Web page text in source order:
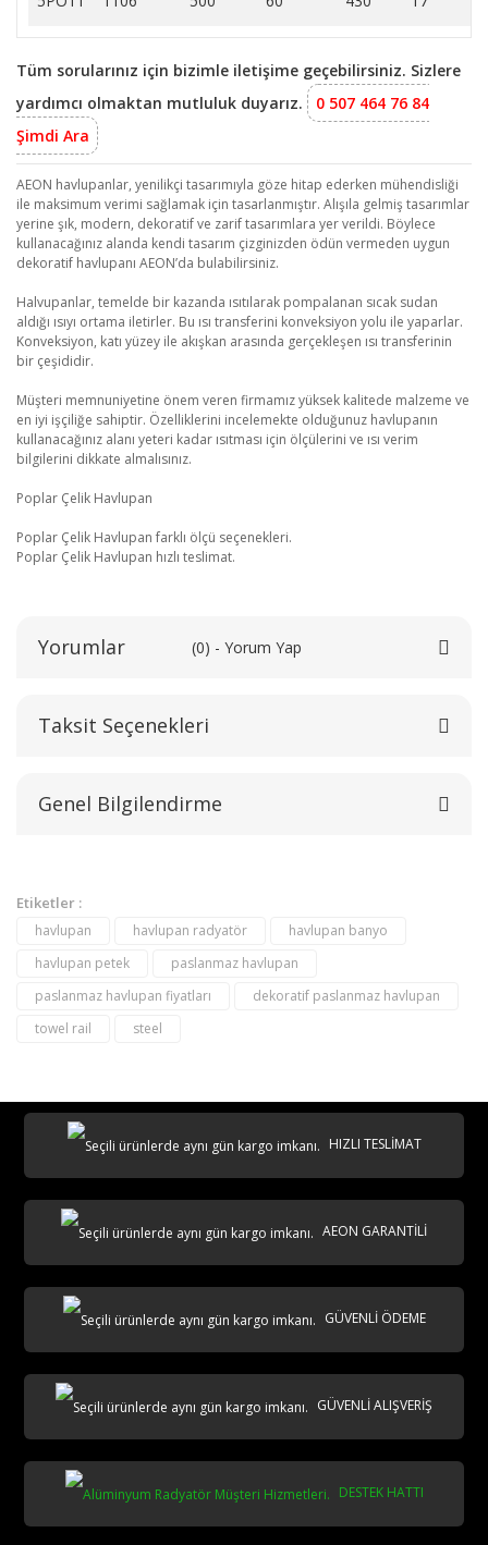
Tüm sorularınız için bizimle iletişime geçebilirsiniz. Sizlere
yardımcı olmaktan mutluluk duyarız.
0 507 464 76 84
Şimdi Ara
AEON havlupanlar, yenilikçi tasarımıyla göze hitap ederken mühendisliği
ile maksimum verimi sağlamak için tasarlanmıştır. Alışıla gelmiş tasarımlar
yerine şık, modern, dekoratif ve zarif tasarımlara yer verildi. Böylece
kullanacağınız alanda kendi tasarım çizginizden ödün vermeden uygun
dekoratif havlupanı AEON’da bulabilirsiniz.
Halvupanlar, temelde bir kazanda ısıtılarak pompalanan sıcak sudan
aldığı ısıyı ortama iletirler. Bu ısı transferini konveksiyon yolu ile yaparlar.
Konveksiyon, katı yüzey ile akışkan arasında gerçekleşen ısı transferinin
bir çeşididir.
Müşteri memnuniyetine önem veren firmamız yüksek kalitede malzeme ve
en iyi işçiliğe sahiptir. Özelliklerini incelemekte olduğunuz havlupanın
kullanacağınız alanı yeteri kadar ısıtması için ölçülerini ve ısı verim
bilgilerini dikkate almalısınız.
Poplar Çelik Havlupan
Poplar Çelik Havlupan farklı ölçü seçenekleri.
Poplar Çelik Havlupan hızlı teslimat.
Yorumlar (0) - Yorum Yap
Bu ürüne ilk yorumu siz yapın!
Yorum Yaz
Taksit Seçenekleri
Genel Bilgilendirme
aks
Etiketler :
havlupan havlupan radyatör
havlupan banyo
havlupan petek
paslanmaz havlupan
paslanmaz havlupan fiyatları
dekoratif paslanmaz havlupan
towel rail
steel
HIZLI TESLİMAT
AEON GARANTİLİ
GÜVENLİ ÖDEME
GÜVENLİ ALIŞVERİŞ
DESTEK HATTI